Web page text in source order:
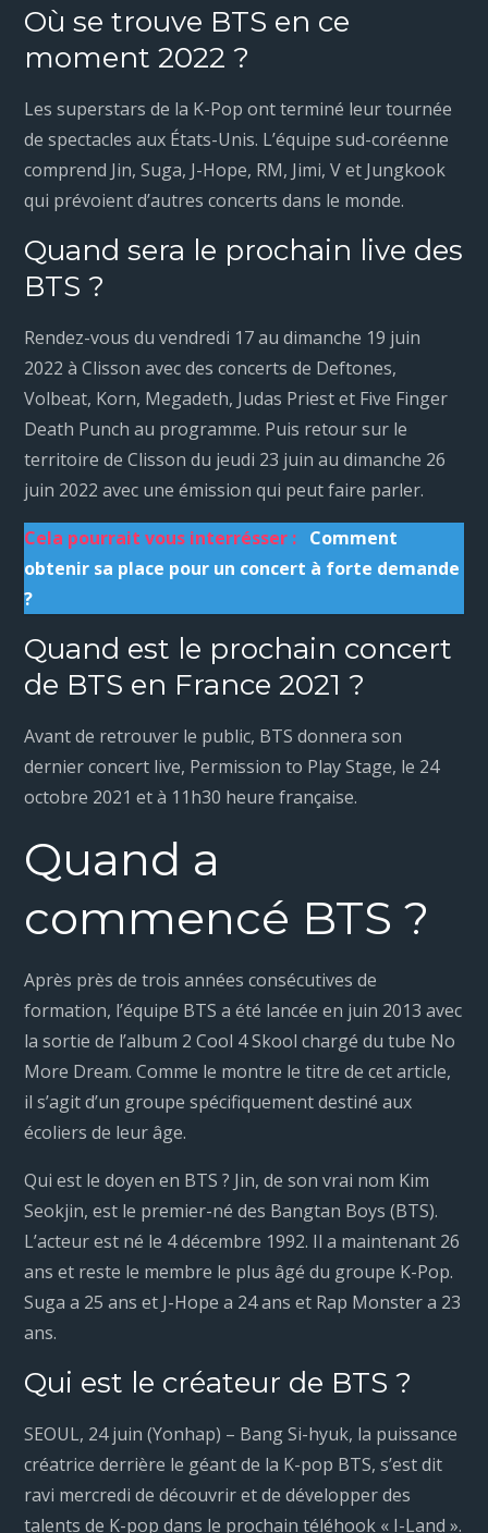
Où se trouve BTS en ce
moment 2022 ?
Les superstars de la K-Pop ont terminé leur tournée
de spectacles aux États-Unis. L’équipe sud-coréenne
comprend Jin, Suga, J-Hope, RM, Jimi, V et Jungkook
qui prévoient d’autres concerts dans le monde.
Quand sera le prochain live des
BTS ?
Rendez-vous du vendredi 17 au dimanche 19 juin
2022 à Clisson avec des concerts de Deftones,
Volbeat, Korn, Megadeth, Judas Priest et Five Finger
Death Punch au programme. Puis retour sur le
territoire de Clisson du jeudi 23 juin au dimanche 26
juin 2022 avec une émission qui peut faire parler.
Cela pourrait vous interrésser : Comment
obtenir sa place pour un concert à forte demande
?
Quand est le prochain concert
de BTS en France 2021 ?
Avant de retrouver le public, BTS donnera son
dernier concert live, Permission to Play Stage, le 24
octobre 2021 et à 11h30 heure française.
Quand a
commencé BTS ?
Après près de trois années consécutives de
formation, l’équipe BTS a été lancée en juin 2013 avec
la sortie de l’album 2 Cool 4 Skool chargé du tube No
More Dream. Comme le montre le titre de cet article,
il s’agit d’un groupe spécifiquement destiné aux
écoliers de leur âge.
Qui est le doyen en BTS ? Jin, de son vrai nom Kim
Seokjin, est le premier-né des Bangtan Boys (BTS).
L’acteur est né le 4 décembre 1992. Il a maintenant 26
ans et reste le membre le plus âgé du groupe K-Pop.
Suga a 25 ans et J-Hope a 24 ans et Rap Monster a 23
ans.
Qui est le créateur de BTS ?
SEOUL, 24 juin (Yonhap) – Bang Si-hyuk, la puissance
créatrice derrière le géant de la K-pop BTS, s’est dit
ravi mercredi de découvrir et de développer des
talents de K-pop dans le prochain téléhook « I-Land ».